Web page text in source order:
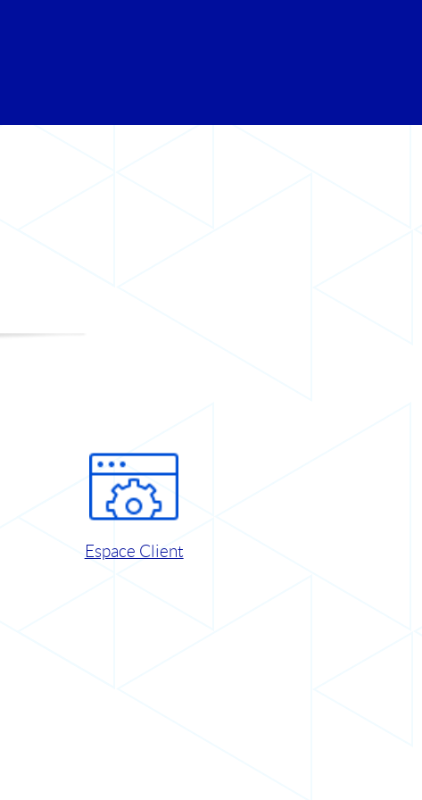
Espace Client